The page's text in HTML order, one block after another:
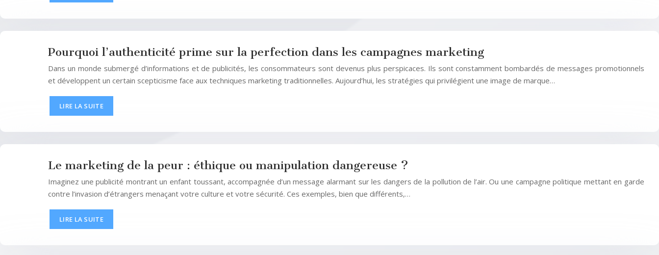
Pourquoi l’authenticité prime sur la perfection dans les campagnes marketing
Dans un monde submergé d’informations et de publicités, les consommateurs sont devenus plus perspicaces. Ils sont constamment bombardés de messages promotionnels
et développent un certain scepticisme face aux techniques marketing traditionnelles. Aujourd’hui, les stratégies qui privilégient une image de marque…
LIRE LA SUITE
Le marketing de la peur : éthique ou manipulation dangereuse ?
Imaginez une publicité montrant un enfant toussant, accompagnée d’un message alarmant sur les dangers de la pollution de l’air. Ou une campagne politique mettant en garde
contre l’invasion d’étrangers menaçant votre culture et votre sécurité. Ces exemples, bien que différents,…
LIRE LA SUITE